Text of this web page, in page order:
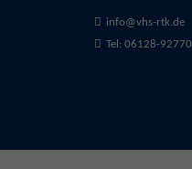
info@vhs-rtk.de
Tel: 06128-92770